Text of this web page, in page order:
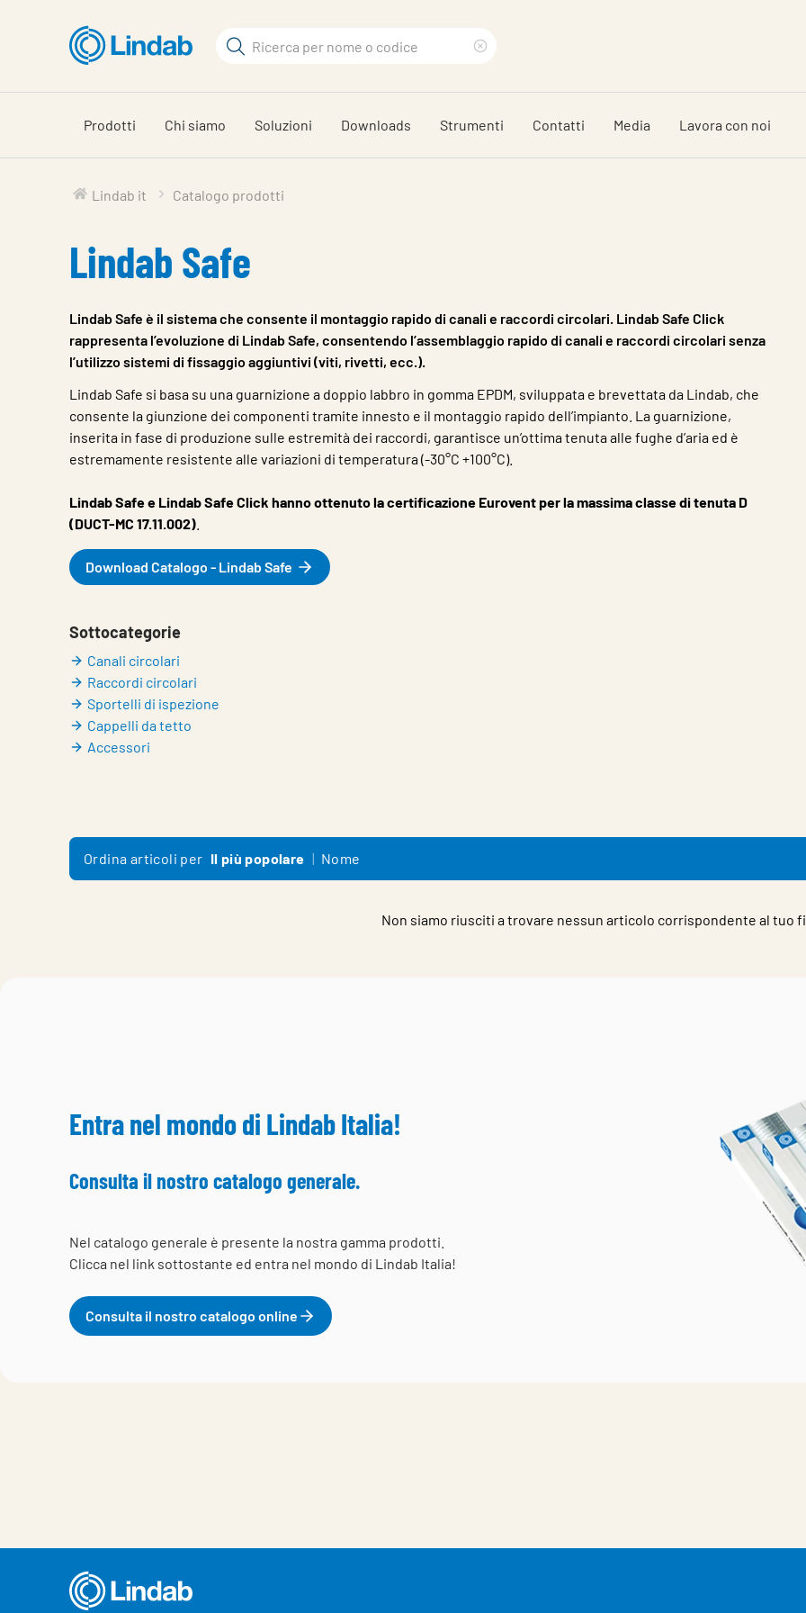
contenuto
principale
Cerca
search
phrase
Prodotti Chi siamo Soluzioni Downloads Strumenti Contatti Media Lavora con noi
Lindab it Catalogo prodotti
Lindab Safe
Lindab Safe è il sistema che consente il montaggio rapido di canali e raccordi circolari. Lindab Safe Click
rappresenta l’evoluzione di Lindab Safe, consentendo l’assemblaggio rapido di canali e raccordi circolari senza
l’utilizzo sistemi di fissaggio aggiuntivi (viti, rivetti, ecc.).
Lindab Safe si basa su una guarnizione a doppio labbro in gomma EPDM, sviluppata e brevettata da Lindab, che
consente la giunzione dei componenti tramite innesto e il montaggio rapido dell’impianto. La guarnizione,
inserita in fase di produzione sulle estremità dei raccordi, garantisce un’ottima tenuta alle fughe d’aria ed è
estremamente resistente alle variazioni di temperatura (-30°C +100°C).
Lindab Safe e Lindab Safe Click hanno ottenuto la certificazione Eurovent per la massima classe di tenuta D
(DUCT-MC 17.11.002)
Download Catalogo - Lindab Safe
Sottocategorie
Canali circolari
Raccordi circolari
Sportelli di ispezione
Cappelli da tetto
Accessori
Ordina articoli per Il più popolare Nome
Non siamo riusciti a trovare nessun articolo corrispondente al tuo
Entra nel mondo di Lindab Italia!
Consulta il nostro catalogo generale.
Nel catalogo generale è presente la nostra gamma prodotti.
Clicca nel link sottostante ed entra nel mondo di Lindab Italia!
Consulta il nostro catalogo online